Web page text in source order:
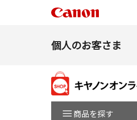
個人のお客さま
商品を探す